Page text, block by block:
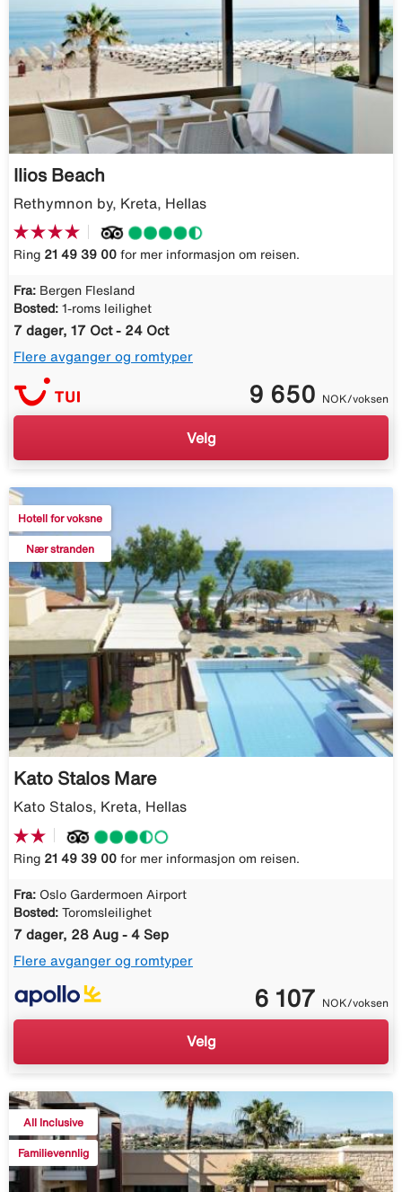
Ilios Beach
Rethymnon by, Kreta, Hellas
Ring 21 49 39 00 for mer informasjon om reisen.
Fra: Bergen Flesland
Bosted: 1-roms leilighet
7 dager, 17 Oct - 24 Oct
Flere avganger og romtyper
9 650 NOK/voksen
Velg
Hotell for voksne
Nær stranden
Kato Stalos Mare
Kato Stalos, Kreta, Hellas
Ring 21 49 39 00 for mer informasjon om reisen.
Fra: Oslo Gardermoen Airport
Bosted: Toromsleilighet
7 dager, 28 Aug - 4 Sep
Flere avganger og romtyper
6 107 NOK/voksen
Velg
All Inclusive
Familievennlig